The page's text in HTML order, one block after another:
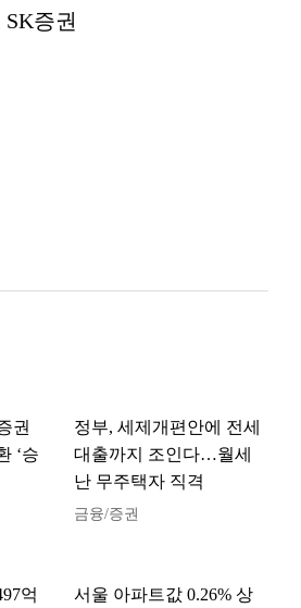
증권
권
‘승
정부, 세제개편안에 전세
대출까지 조인다…월세
난 무주택자 직격
금융/증권
억
서울 아파트값 0.26% 상